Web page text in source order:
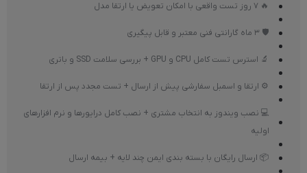
🔥 7 روز تست واقعی با امکان تعویض یا ارتقا مدل
🛡 3 ماه گارانتی فنی معتبر و قابل پیگیری
🔬 استرس تست کامل CPU و GPU + بررسی سلامت SSD و باتری
⚙ ارتقا و اسمبل سفارشی پیش از ارسال + تست مجدد پس از ارتقا
💻 نصب ویندوز به انتخاب مشتری + نصب کامل درایورها و نرم افزارهای
اولیه
📦 ارسال رایگان با بسته بندی ایمن چند لایه + بیمه ارسال